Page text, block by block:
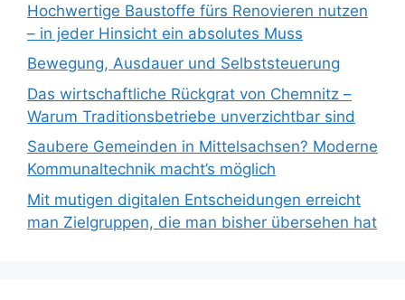
Hochwertige Baustoffe fürs Renovieren nutzen
– in jeder Hinsicht ein absolutes Muss
Bewegung, Ausdauer und Selbststeuerung
Das wirtschaftliche Rückgrat von Chemnitz –
Warum Traditionsbetriebe unverzichtbar sind
Saubere Gemeinden in Mittelsachsen? Moderne
Kommunaltechnik macht’s möglich
Mit mutigen digitalen Entscheidungen erreicht
man Zielgruppen, die man bisher übersehen hat